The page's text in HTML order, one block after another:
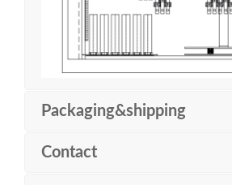
Packaging&shipping
Contact
Rechercher